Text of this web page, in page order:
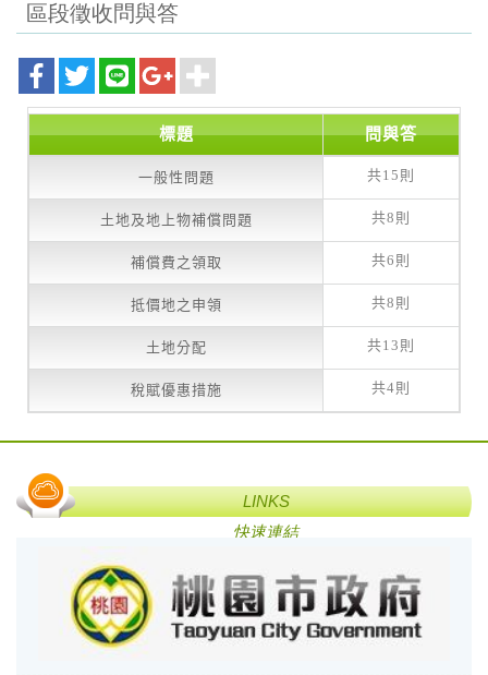
區段徵收問與答
標題 問與答
一般性問題 共15則
土地及地上物補償問題 共8則
補償費之領取 共6則
抵價地之申領 共8則
土地分配 共13則
稅賦優惠措施 共4則
LINKS
快速連結